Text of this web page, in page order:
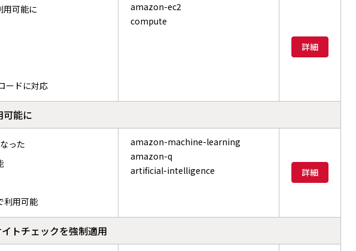
用可能に
ードに対応
amazon-ec2
compute
詳細
可能に
った
利用可能
amazon-machine-learning
amazon-q
artificial-intelligence
詳細
トチェックを強制適用